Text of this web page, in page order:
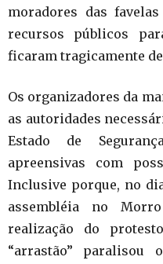
moradores das
recursos públicos
ficaram tragicamente
Os organizadores da
as autoridades
Estado de
apreensivas com
Inclusive porque, no
assembléia no
realização do
“arrastão” paralisou